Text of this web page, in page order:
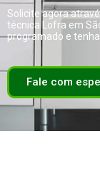
Solicite agora
técnica Lofra em
programado e
Fale com